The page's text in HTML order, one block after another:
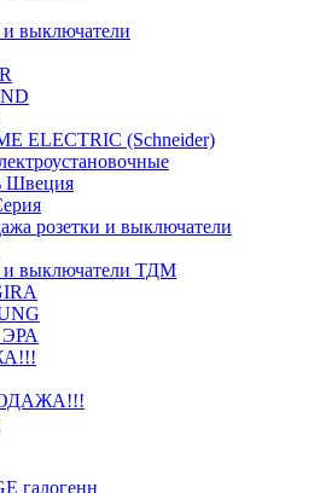
и выключатели
ELECTRIC (Schneider)
Швеция
розетки и выключатели
и выключатели ТДМ
галогенн